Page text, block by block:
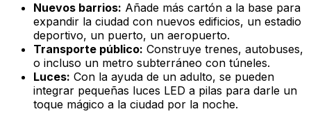
Nuevos barrios: Añade más cartón a la base para
expandir la ciudad con nuevos edificios, un estadio
deportivo, un puerto, un aeropuerto.
Transporte público: Construye trenes, autobuses,
o incluso un metro subterráneo con túneles.
Luces: Con la ayuda de un adulto, se pueden
integrar pequeñas luces LED a pilas para darle un
toque mágico a la ciudad por la noche.